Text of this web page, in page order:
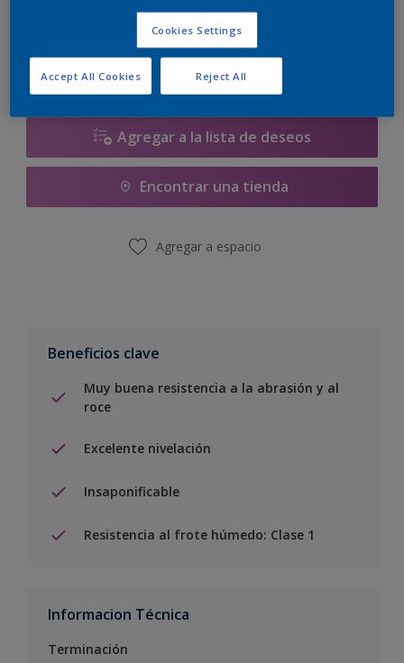
Calculadora de pintura
Calcular
Agregar a la lista de deseos
Encontrar una tienda
Agregar a espacio
Beneficios clave
Muy buena resistencia a la abrasión y al
roce
Excelente nivelación
Insaponificable
Resistencia al frote húmedo: Clase 1
Informacion Técnica
Terminación
Cookies Settings
Reject All
Accept All Cookies